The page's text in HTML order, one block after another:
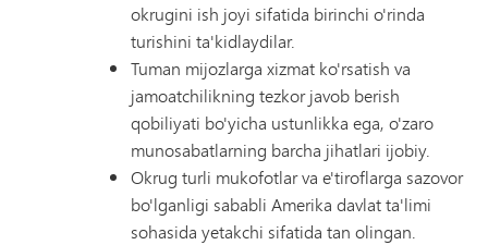
okrugini ish joyi sifatida birinchi o'rinda
turishini ta'kidlaydilar.
Tuman mijozlarga xizmat ko'rsatish va
jamoatchilikning tezkor javob berish
qobiliyati bo'yicha ustunlikka ega, o'zaro
munosabatlarning barcha jihatlari ijobiy.
Okrug turli mukofotlar va e'tiroflarga sazovor
bo'lganligi sababli Amerika davlat ta'limi
sohasida yetakchi sifatida tan olingan.